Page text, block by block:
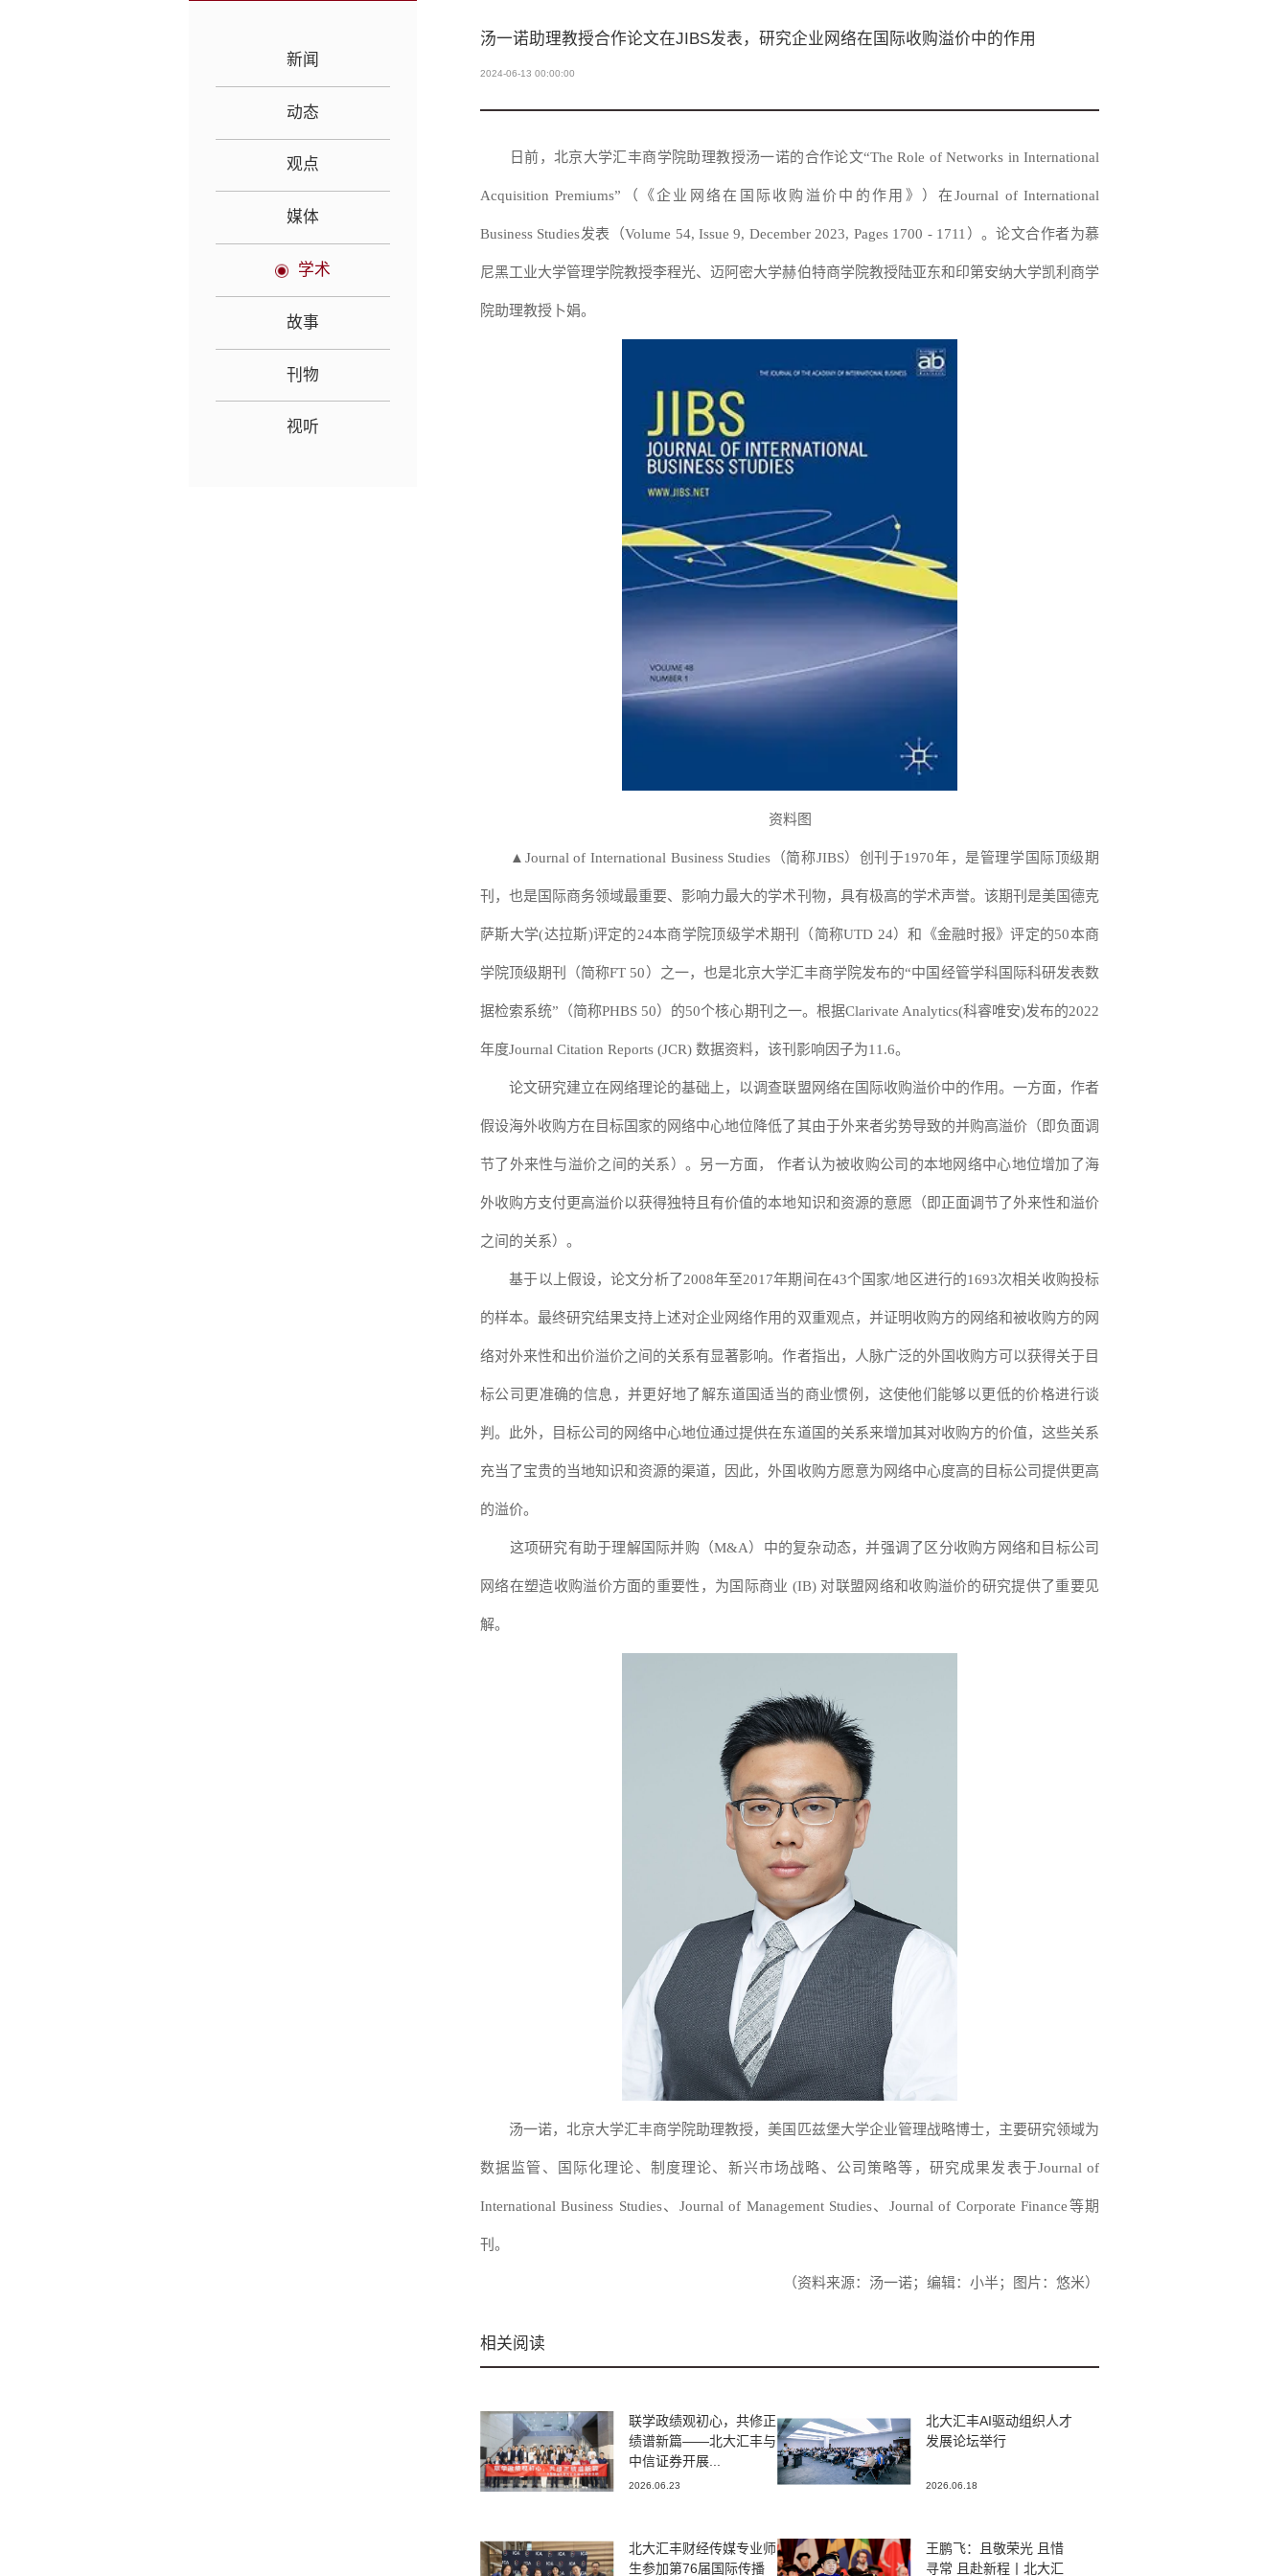
新闻
动态
观点
媒体
学术
故事
刊物
视听
汤一诺助理教授合作论文在JIBS发表，研究企业网络在国际收购溢价中的作用
2024-06-13 00:00:00
日前，北京大学汇丰商学院助理教授汤一诺的合作论文“The Role of Networks in International
Acquisition Premiums”（《企业网络在国际收购溢价中的作用》）在Journal of International
Business Studies发表（Volume 54, Issue 9, December 2023, Pages 1700 - 1711）。论文合作者为慕
尼黑工业大学管理学院教授李程光、迈阿密大学赫伯特商学院教授陆亚东和印第安纳大学凯利商学
院助理教授卜娟。
资料图
▲ Journal of International Business Studies （简称JIBS）创刊于1970年，是管理学国际顶级期
刊，也是国际商务领域最重要、影响力最大的学术刊物，具有极高的学术声誉。该期刊是美国德克
萨斯大学(达拉斯)评定的24本商学院顶级学术期刊（简称UTD 24）和《金融时报》评定的50本商
学院顶级期刊（简称FT 50）之一，也是北京大学汇丰商学院发布的“中国经管学科国际科研发表数
据检索系统”（简称PHBS 50）的50个核心期刊之一。根据Clarivate Analytics(科睿唯安)发布的2022
年度Journal Citation Reports (JCR) 数据资料，该刊影响因子为11.6。
论文研究建立在网络理论的基础上，以调查联盟网络在国际收购溢价中的作用。一方面，作者
假设海外收购方在目标国家的网络中心地位降低了其由于外来者劣势导致的并购高溢价（即负面调
节了外来性与溢价之间的关系）。另一方面， 作者认为被收购公司的本地网络中心地位增加了海
外收购方支付更高溢价以获得独特且有价值的本地知识和资源的意愿（即正面调节了外来性和溢价
之间的关系）。
基于以上假设，论文分析了2008年至2017年期间在43个国家/地区进行的1693次相关收购投标
的样本。最终研究结果支持上述对企业网络作用的双重观点，并证明收购方的网络和被收购方的网
络对外来性和出价溢价之间的关系有显著影响。作者指出，人脉广泛的外国收购方可以获得关于目
标公司更准确的信息，并更好地了解东道国适当的商业惯例，这使他们能够以更低的价格进行谈
判。此外，目标公司的网络中心地位通过提供在东道国的关系来增加其对收购方的价值，这些关系
充当了宝贵的当地知识和资源的渠道，因此，外国收购方愿意为网络中心度高的目标公司提供更高
的溢价。
这项研究有助于理解国际并购（M&A）中的复杂动态，并强调了区分收购方网络和目标公司
网络在塑造收购溢价方面的重要性，为国际商业 (IB) 对联盟网络和收购溢价的研究提供了重要见
解。
汤一诺，北京大学汇丰商学院助理教授，美国匹兹堡大学企业管理战略博士，主要研究领域为
数据监管、国际化理论、制度理论、新兴市场战略、公司策略等，研究成果发表于Journal of
International Business Studies、Journal of Management Studies、Journal of Corporate Finance等期
刊。
（资料来源：汤一诺；编辑：小半；图片：悠米）
相关阅读
联学政绩观初心，共修正
绩谱新篇——北大汇丰与
中信证券开展...
2026.06.23
北大汇丰AI驱动组织人才
发展论坛举行
2026.06.18
北大汇丰财经传媒专业师
生参加第76届国际传播
王鹏飞：且敬荣光 且惜
寻常 且赴新程丨北大汇